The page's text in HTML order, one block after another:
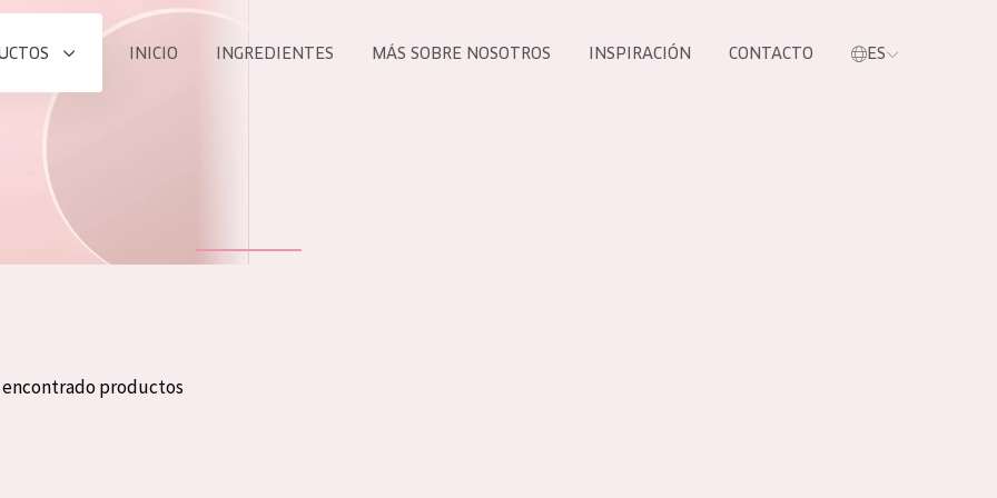
INICIO INGREDIENTES MÁS SOBRE NOSOTROS INSPIRACIÓN CONTACTO ES
encontrado productos